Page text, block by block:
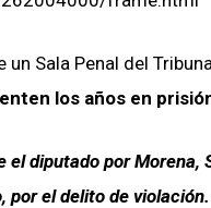
Sala Penal del
los años en
el diputado por
por el delito de